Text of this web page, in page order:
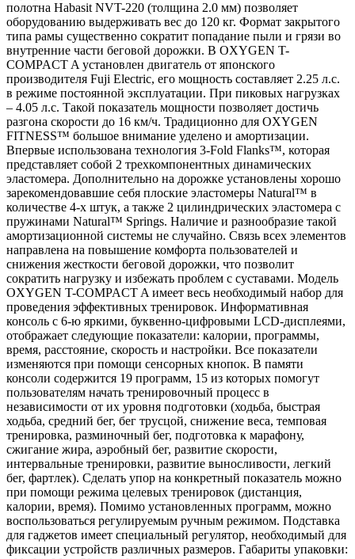
полотна Habasit NVT-220 (толщина 2.0 мм) позволяет
оборудованию выдерживать вес до 120 кг. Формат закрытого
типа рамы существенно сократит попадание пыли и грязи во
внутренние части беговой дорожки. В OXYGEN T-
COMPACT A установлен двигатель от японского
производителя Fuji Electric, его мощность составляет 2.25 л.с.
в режиме постоянной эксплуатации. При пиковых нагрузках
– 4.05 л.с. Такой показатель мощности позволяет достичь
разгона скорости до 16 км/ч. Традиционно для OXYGEN
FITNESS™ большое внимание уделено и амортизации.
Впервые использована технология 3-Fold Flanks™, которая
представляет собой 2 трехкомпонентных динамических
эластомера. Дополнительно на дорожке установлены хорошо
зарекомендовавшие себя плоские эластомеры Natural™ в
количестве 4-х штук, а также 2 цилиндрических эластомера с
пружинами Natural™ Springs. Наличие и разнообразие такой
амортизационной системы не случайно. Связь всех элементов
направлена на повышение комфорта пользователей и
снижения жесткости беговой дорожки, что позволит
сократить нагрузку и избежать проблем с суставами. Модель
OXYGEN T-COMPACT A имеет весь необходимый набор для
проведения эффективных тренировок. Информативная
консоль с 6-ю яркими, буквенно-цифровыми LCD-дисплеями,
отображает следующие показатели: калории, программы,
время, расстояние, скорость и настройки. Все показатели
изменяются при помощи сенсорных кнопок. В памяти
консоли содержится 19 программ, 15 из которых помогут
пользователям начать тренировочный процесс в
независимости от их уровня подготовки (ходьба, быстрая
ходьба, средний бег, бег трусцой, снижение веса, темповая
тренировка, разминочный бег, подготовка к марафону,
сжигание жира, аэробный бег, развитие скорости,
интервальные тренировки, развитие выносливости, легкий
бег, фартлек). Сделать упор на конкретный показатель можно
при помощи режима целевых тренировок (дистанция,
калории, время). Помимо установленных программ, можно
воспользоваться регулируемым ручным режимом. Подставка
для гаджетов имеет специальный регулятор, необходимый для
фиксации устройств различных размеров. Габариты упаковки: